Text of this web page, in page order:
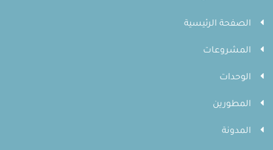
الصفحة الرئيسية
المشروعات
الوحدات
المطورين
المدونة